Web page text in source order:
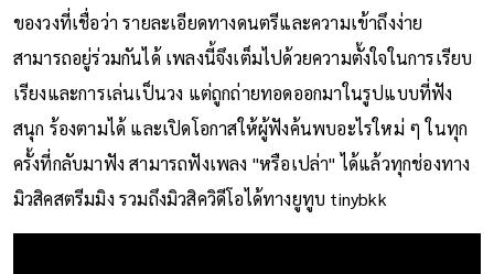
ของวงที่เชื่อว่า รายละเอียดทางดนตรีและความเข้าถึงง่าย
สามารถอยู่ร่วมกันได้ เพลงนี้จึงเต็มไปด้วยความตั้งใจในการเรียบ
เรียงและการเล่นเป็นวง แต่ถูกถ่ายทอดออกมาในรูปแบบที่ฟัง
สนุก ร้องตามได้ และเปิดโอกาสให้ผู้ฟังค้นพบอะไรใหม่ ๆ ในทุก
ครั้งที่กลับมาฟัง สามารถฟังเพลง "หรือเปล่า" ได้แล้วทุกช่องทาง
มิวสิคสตรีมมิง รวมถึงมิวสิควิดีโอได้ทางยูทูบ tinybkk